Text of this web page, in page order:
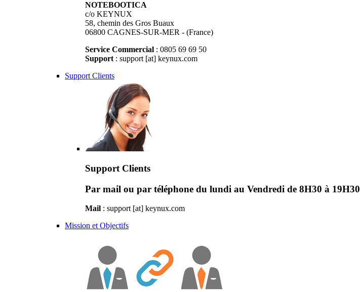
NOTEBOOTICA
c/o KEYNUX
58, chemin des Gros Buaux
06800 CAGNES-SUR-MER - (France)
Service Commercial : 0805 69 69 50
Support : support [at] keynux.com
Support Clients
Support Clients
Par mail ou par téléphone du lundi au Vendredi de 8H30 à 19H30
Mail : support [at] keynux.com
Mission et Objectifs